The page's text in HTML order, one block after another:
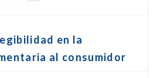
en la
al consumidor